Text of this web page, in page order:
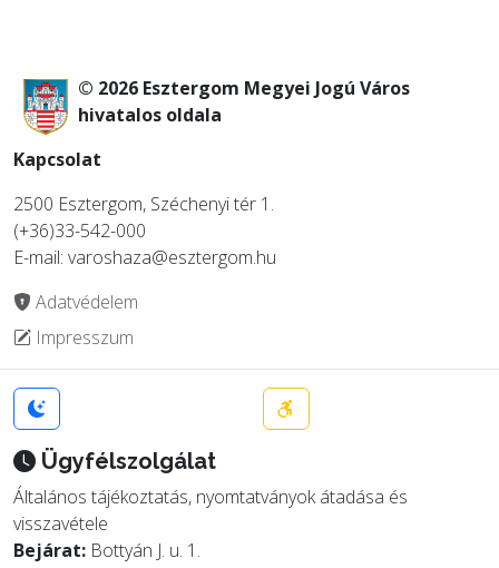
© 2026 Esztergom Megyei Jogú Város
hivatalos oldala
Kapcsolat
2500 Esztergom, Széchenyi tér 1.
(+36)33-542-000
E-mail: varoshaza@esztergom.hu
Adatvédelem
Impresszum
Ügyfélszolgálat
Általános tájékoztatás, nyomtatványok átadása és
visszavétele
Bejárat: Bottyán J. u. 1.